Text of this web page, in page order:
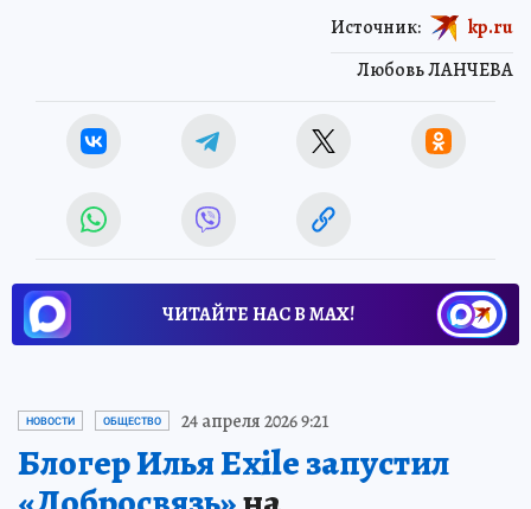
Любовь ЛАНЧЕВА
Источник: kp.ru
ЧИТАЙТЕ НАС В МАХ!
НОВОСТИ ОБЩЕСТВО 24 апреля 2026 9:21
Блогер Илья Exile запустил